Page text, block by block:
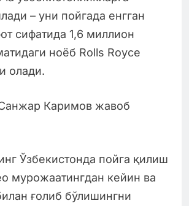
– уни пойгада енгган
сифатида 1,6 миллион
ноёб Rolls Royce
олади.
Каримов жавоб
Ўзбекистонда пойга қилиш
мурожаатингдан кейин ва
ғолиб бўлишингни